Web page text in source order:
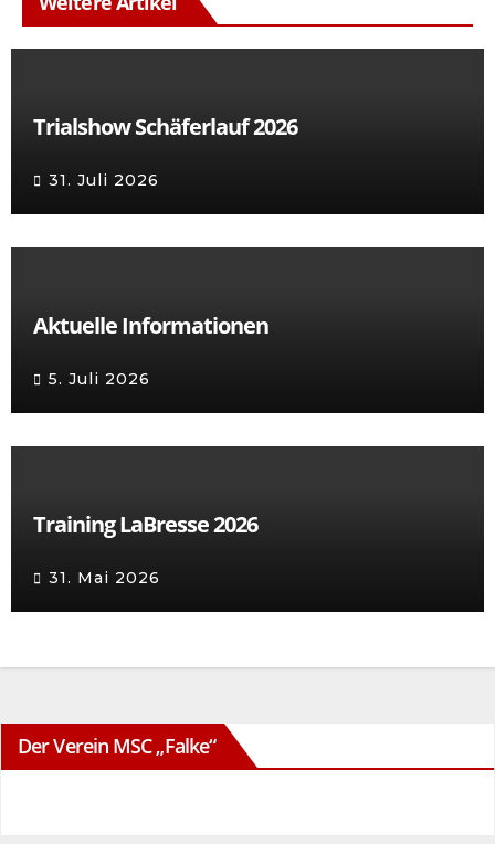
Trialshow Schäferlauf 2026
31. Juli 2026
Aktuelle Informationen
5. Juli 2026
Training LaBresse 2026
31. Mai 2026
Der Verein MSC „Falke“